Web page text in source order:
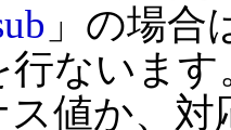
」の場合
行ないます
値か、